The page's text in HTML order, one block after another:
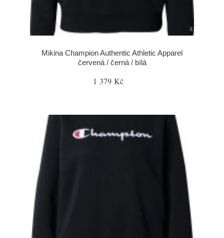
Mikina Champion Authentic Athletic Apparel
červená / černá / bílá
1 379 Kč